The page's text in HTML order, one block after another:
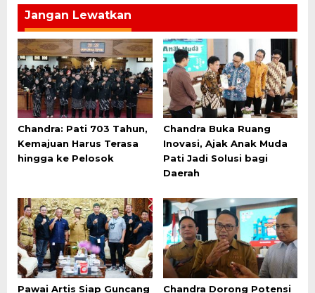
Jangan Lewatkan
Chandra: Pati 703 Tahun,
Kemajuan Harus Terasa
hingga ke Pelosok
Chandra Buka Ruang
Inovasi, Ajak Anak Muda
Pati Jadi Solusi bagi
Daerah
Pawai Artis Siap Guncang Chandra Dorong Potensi